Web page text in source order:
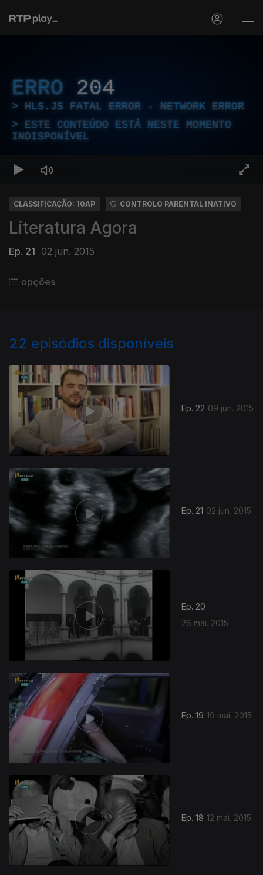
ERRO 204
HLS.JS FATAL ERROR - NETWORK ERROR
ESTE CONTEÚDO ESTÁ NESTE MOMENTO
INDISPONÍVEL
CLASSIFICAÇÃO: 10AP CONTROLO PARENTAL INATIVO
Literatura Agora
Ep. 21 02 jun. 2015
opções
22 episódios disponíveis
Ep. 22 09 jun. 2015
Ep. 21 02 jun. 2015
Ep. 20
26 mai. 2015
Ep. 19 19 mai. 2015
Ep. 18 12 mai. 2015